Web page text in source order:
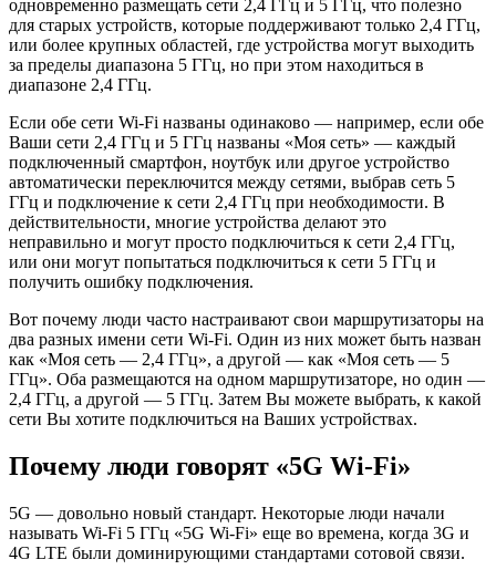
одновременно размещать сети 2,4 ГГц и 5 ГГц, что полезно
для старых устройств, которые поддерживают только 2,4 ГГц,
или более крупных областей, где устройства могут выходить
за пределы диапазона 5 ГГц, но при этом находиться в
диапазоне 2,4 ГГц.
Если обе сети Wi-Fi названы одинаково — например, если обе
Ваши сети 2,4 ГГц и 5 ГГц названы «Моя сеть» — каждый
подключенный смартфон, ноутбук или другое устройство
автоматически переключится между сетями, выбрав сеть 5
ГГц и подключение к сети 2,4 ГГц при необходимости. В
действительности, многие устройства делают это
неправильно и могут просто подключиться к сети 2,4 ГГц,
или они могут попытаться подключиться к сети 5 ГГц и
получить ошибку подключения.
Вот почему люди часто настраивают свои маршрутизаторы на
два разных имени сети Wi-Fi. Один из них может быть назван
как «Моя сеть — 2,4 ГГц», а другой — как «Моя сеть — 5
ГГц». Оба размещаются на одном маршрутизаторе, но один —
2,4 ГГц, а другой — 5 ГГц. Затем Вы можете выбрать, к какой
сети Вы хотите подключиться на Ваших устройствах.
Почему люди говорят «5G Wi-Fi»
5G — довольно новый стандарт. Некоторые люди начали
называть Wi-Fi 5 ГГц «5G Wi-Fi» еще во времена, когда 3G и
4G LTE были доминирующими стандартами сотовой связи.